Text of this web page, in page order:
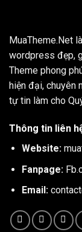
MuaTheme.Net
wordpress đẹp,
Theme phong
hiện đại, chuyên
tự tin làm cho
Thông tin liên
Website:
Fanpage:
Email: